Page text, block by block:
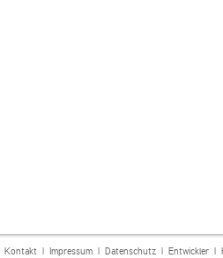
Kontakt| Impressum| Datenschutz| Entwickler|